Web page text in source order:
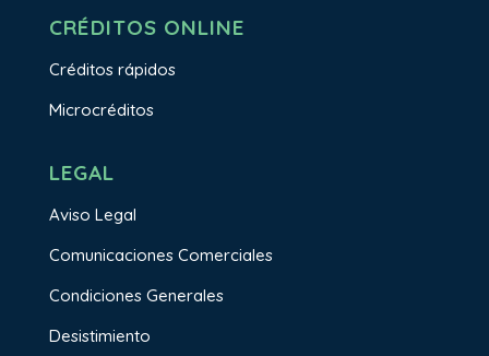
CRÉDITOS ONLINE
Créditos rápidos
Microcréditos
LEGAL
Aviso Legal
Comunicaciones Comerciales
Condiciones Generales
Desistimiento